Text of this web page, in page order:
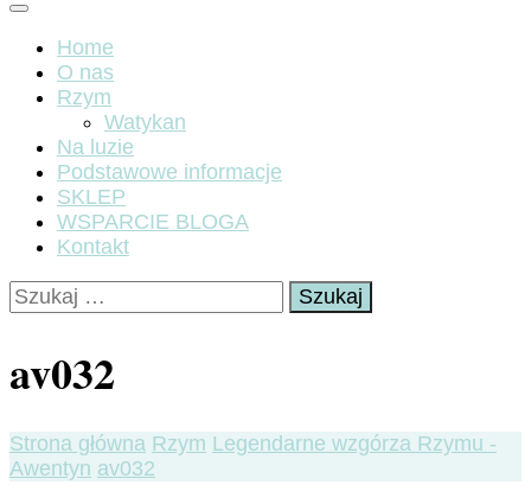
Home
O nas
Rzym
Watykan
Na luzie
Podstawowe informacje
SKLEP
WSPARCIE BLOGA
Kontakt
Szukaj:
av032
Strona główna Rzym Legendarne wzgórza Rzymu -
Awentyn av032